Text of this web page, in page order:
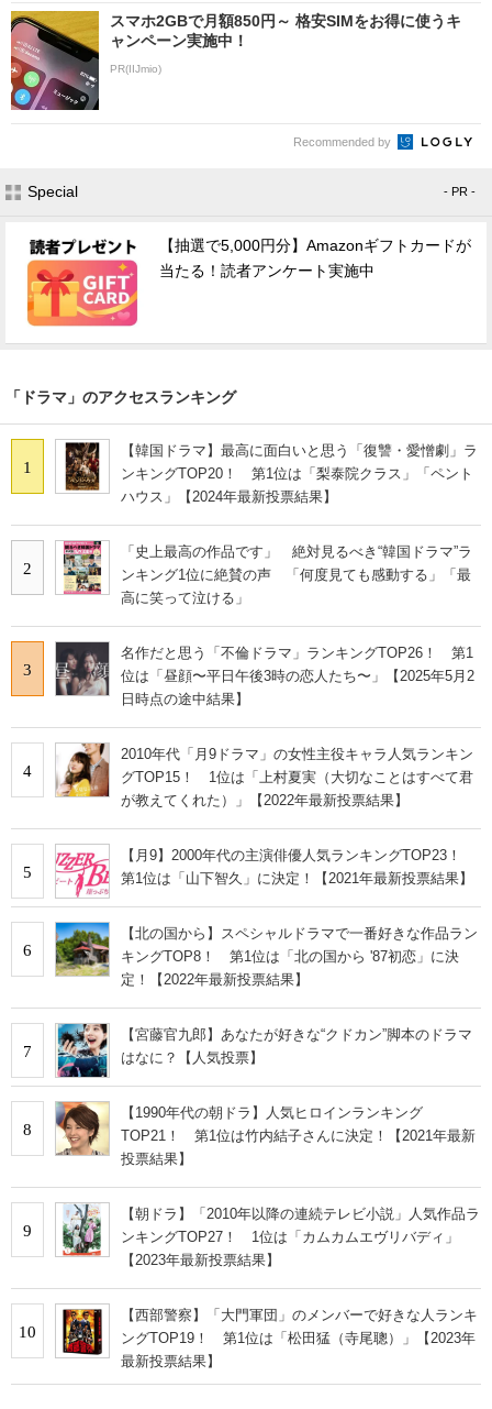
スマホ2GBで月額850円～ 格安SIMをお得に使うキ
ャンペーン実施中！
PR(IIJmio)
Recommended by
Special - PR -
【抽選で5,000円分】Amazonギフトカードが
当たる！読者アンケート実施中
「ドラマ」のアクセスランキング
1
【韓国ドラマ】最高に面白いと思う「復讐・愛憎劇」ラ
ンキングTOP20！ 第1位は「梨泰院クラス」「ペント
ハウス」【2024年最新投票結果】
2
「史上最高の作品です」 絶対見るべき“韓国ドラマ”ラ
ンキング1位に絶賛の声 「何度見ても感動する」「最
高に笑って泣ける」
3
名作だと思う「不倫ドラマ」ランキングTOP26！ 第1
位は「昼顔〜平日午後3時の恋人たち〜」【2025年5月2
日時点の途中結果】
4
2010年代「月9ドラマ」の女性主役キャラ人気ランキン
グTOP15！ 1位は「上村夏実（大切なことはすべて君
が教えてくれた）」【2022年最新投票結果】
5
【月9】2000年代の主演俳優人気ランキングTOP23！
第1位は「山下智久」に決定！【2021年最新投票結果】
6
【北の国から】スペシャルドラマで一番好きな作品ラン
キングTOP8！ 第1位は「北の国から '87初恋」に決
定！【2022年最新投票結果】
7
【宮藤官九郎】あなたが好きな“クドカン”脚本のドラマ
はなに？【人気投票】
8
【1990年代の朝ドラ】人気ヒロインランキング
TOP21！ 第1位は竹内結子さんに決定！【2021年最新
投票結果】
9
【朝ドラ】「2010年以降の連続テレビ小説」人気作品ラ
ンキングTOP27！ 1位は「カムカムエヴリバディ」
【2023年最新投票結果】
10
【西部警察】「大門軍団」のメンバーで好きな人ランキ
ングTOP19！ 第1位は「松田猛（寺尾聰）」【2023年
最新投票結果】